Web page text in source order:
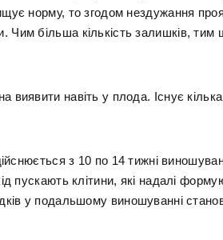
норму, то згодом нездужання
Чим більша кількість залишків,
виявити навіть у плода. Існує
з 10 по 14 тижні
пускають клітини, які надалі
у подальшому виношуванні